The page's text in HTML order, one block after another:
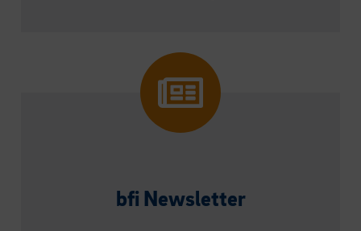
bfi Newsletter